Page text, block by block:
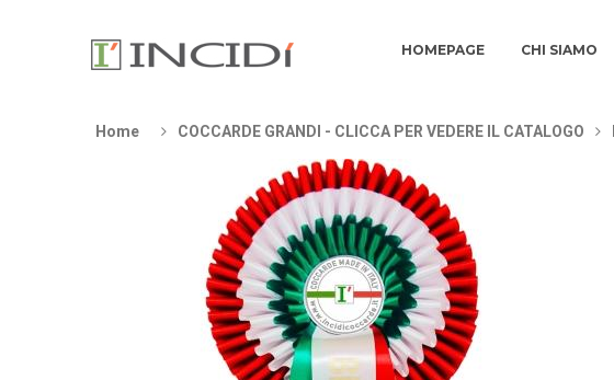
HOMEPAGE CHI SIAMO
Home COCCARDE GRANDI - CLICCA PER VEDERE IL CATALOGO